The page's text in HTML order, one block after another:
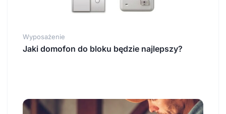
Wyposażenie
Jaki domofon do bloku będzie najlepszy?